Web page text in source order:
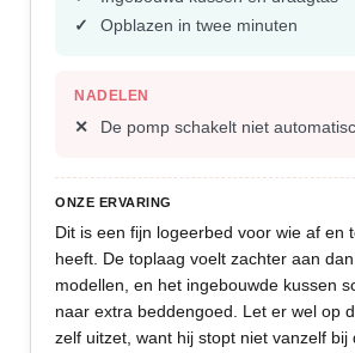
Opblazen in twee minuten
NADELEN
De pomp schakelt niet
ONZE ERVARING
Dit is een fijn logeerbed voor wie af en
heeft. De toplaag voelt zachter aan
modellen, en het ingebouwde kussen
naar extra beddengoed. Let er wel op
zelf uitzet, want hij stopt niet vanzelf bij